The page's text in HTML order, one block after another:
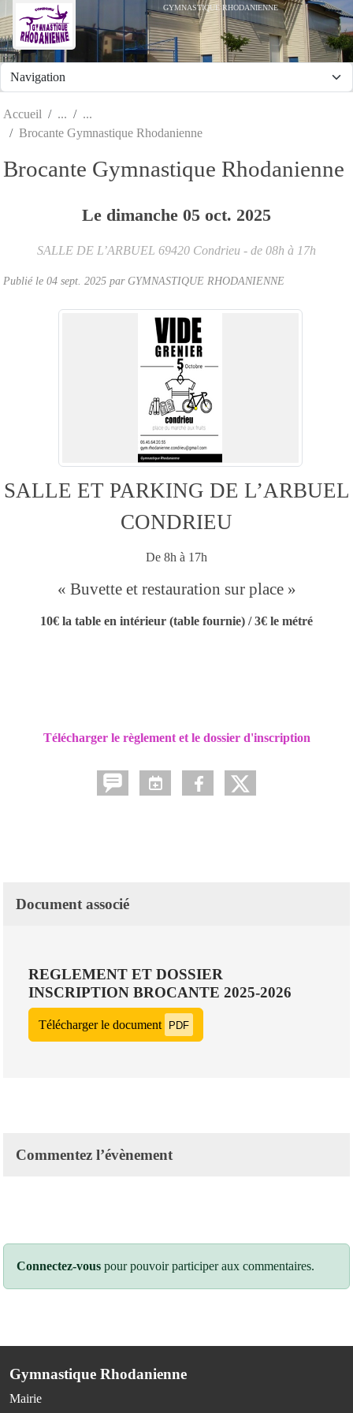
GYMNASTIQUE RHODANIENNE
Accueil
Brocante Gymnastique Rhodanienne
Brocante Gymnastique Rhodanienne
Le dimanche 05 oct. 2025
SALLE DE L’ARBUEL 69420 Condrieu - de 08h à 17h
Publié le 04 sept. 2025 parGYMNASTIQUE RHODANIENNE
SALLE ET PARKING DE L’ARBUEL
CONDRIEU
De 8h à 17h
« Buvette et restauration sur place »
10€ la table en intérieur (table fournie) / 3€ le métré
Télécharger le règlement et le dossier d'inscription
Document associé
REGLEMENT ET DOSSIER
INSCRIPTION BROCANTE 2025-2026
Télécharger le document PDF
Commentez l’évènement
Connectez-vous pour pouvoir participer aux commentaires.
Gymnastique Rhodanienne
Mairie
Panneau de gestion des cookies